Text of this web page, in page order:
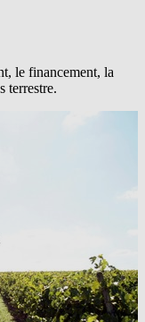
le financement, la
terrestre.